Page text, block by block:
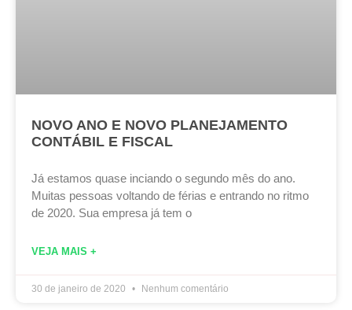
NOVO ANO E NOVO PLANEJAMENTO
CONTÁBIL E FISCAL
Já estamos quase inciando o segundo mês do ano.
Muitas pessoas voltando de férias e entrando no ritmo
de 2020. Sua empresa já tem o
VEJA MAIS +
30 de janeiro de 2020 Nenhum comentário